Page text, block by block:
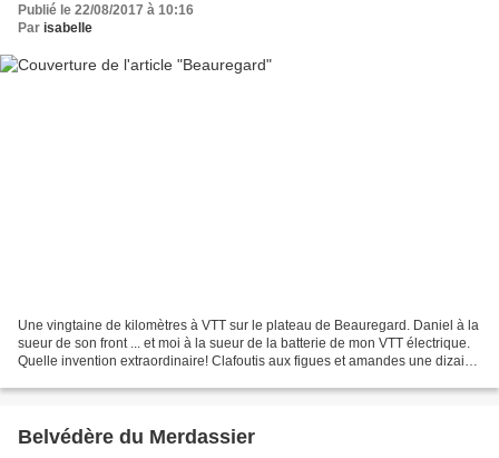
Publié le 22/08/2017 à 10:16
Par isabelle
Une vingtaine de kilomètres à VTT sur le plateau de Beauregard. Daniel à la
sueur de son front ... et moi à la sueur de la batterie de mon VTT électrique.
Quelle invention extraordinaire! Clafoutis aux figues et amandes une dizaine
Belvédère du Merdassier